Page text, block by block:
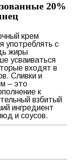
20%
крем
употреблять с
жиры
усваиваться
входят в
Сливки и
– это
к
взбитый
ингредиент
и соусов.